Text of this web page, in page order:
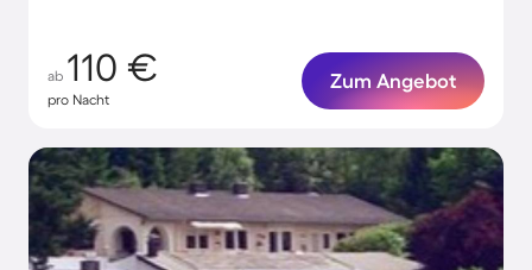
ab 110 €
pro Nacht
Zum Angebot